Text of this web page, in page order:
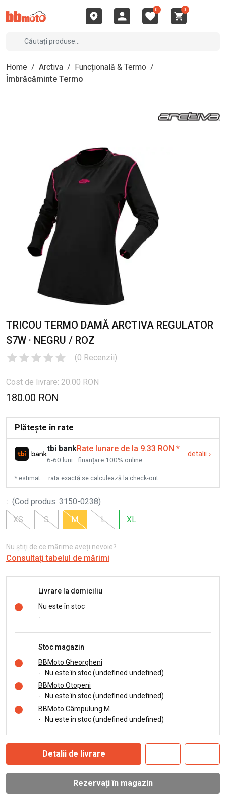
0 0
Home / Arctiva / Funcțională & Termo /
Îmbrăcăminte Termo
TRICOU TERMO DAMĂ ARCTIVA REGULATOR
S7W · NEGRU / ROZ
(0 Recenzii)
Cost de livrare: 20.00 RON
180.00 RON
Plătește în rate
tbi bankRate lunare de la 9.33 RON *
6-60 luni · finanțare 100% online
detalii ›
* estimat — rata exactă se calculează la check-out
: (Cod produs: 3150-0238)
XS
S M L XL
Nu știți de ce mărime aveți nevoie?
Consultați tabelul de mărimi
Livrare la domiciliu
Nu este în stoc
-
Stoc magazin
BBMoto Gheorgheni
-
Nu este în stoc (undefined undefined)
BBMoto Otopeni
-
Nu este în stoc (undefined undefined)
BBMoto Câmpulung M.
-
Nu este în stoc (undefined undefined)
Detalii de livrare
Rezervați în magazin